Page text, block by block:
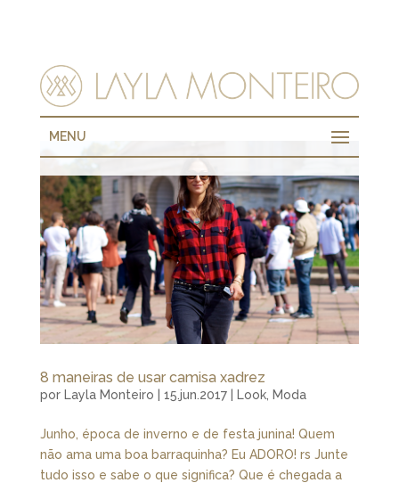
MENU
8 maneiras de usar camisa xadrez
por Layla Monteiro 15.jun.2017| Look, Moda
Junho, época de inverno e de festa junina! Quem
não ama uma boa barraquinha? Eu ADORO! rs Junte
tudo isso e sabe o que significa? Que é chegada a